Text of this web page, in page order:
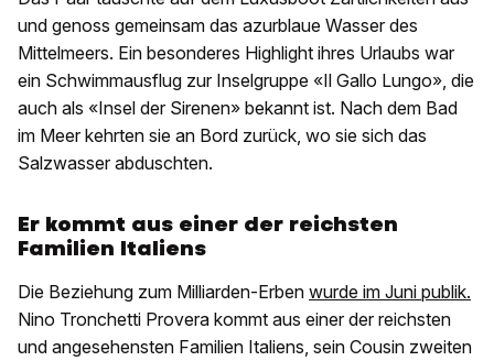
und genoss gemeinsam das azurblaue Wasser des
Mittelmeers. Ein besonderes Highlight ihres Urlaubs war
ein Schwimmausflug zur Inselgruppe «Il Gallo Lungo», die
auch als «Insel der Sirenen» bekannt ist. Nach dem Bad
im Meer kehrten sie an Bord zurück, wo sie sich das
Salzwasser abduschten.
Er kommt aus einer der reichsten
Familien Italiens
Die Beziehung zum Milliarden-Erben wurde im Juni publik.
Nino Tronchetti Provera kommt aus einer der reichsten
und angesehensten Familien Italiens, sein Cousin zweiten